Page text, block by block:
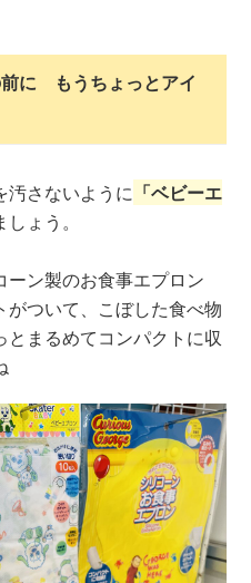
前に もうちょっとアイ
汚さないように 「ベビーエ
ょう。
ン製のお食事エプロン
ついて、こぼした食べ物
とまるめてコンパクトに収